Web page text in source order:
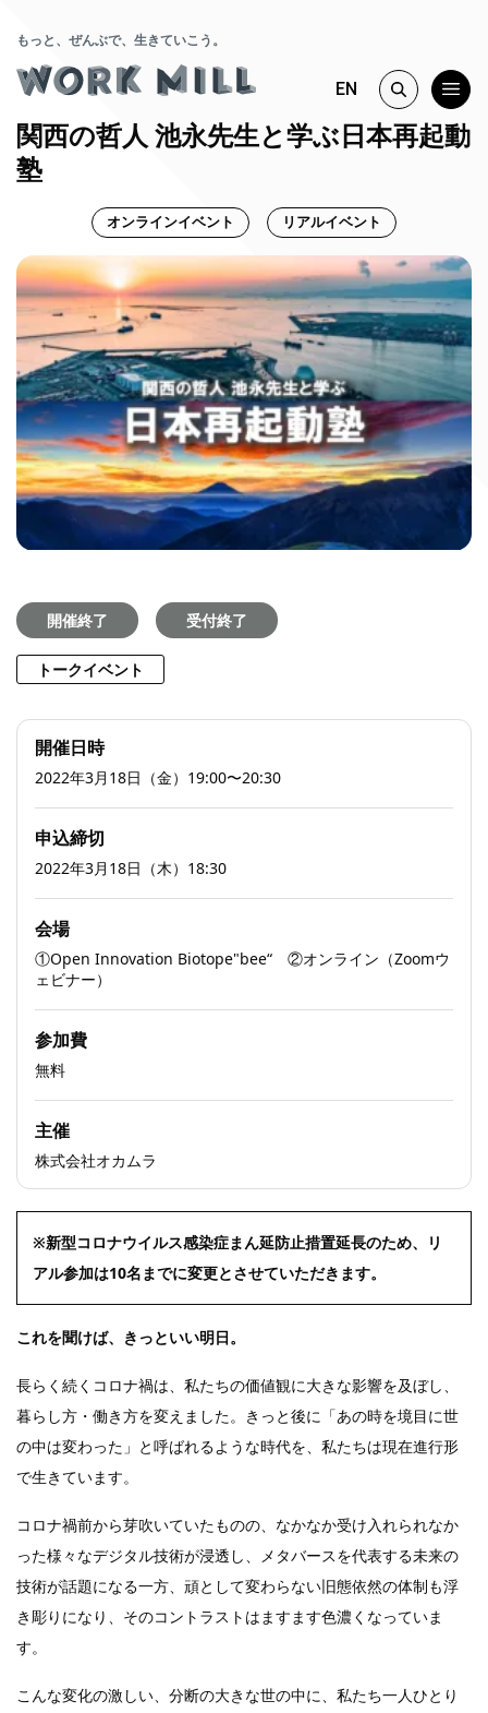
もっと、ぜんぶで、生きていこう。
EN
関西の哲人 池永先生と学ぶ日本再起動
塾
オンラインイベント リアルイベント
開催終了 受付終了
トークイベント
開催日時
2022年3月18日（金）19:00〜20:30
申込締切
2022年3月18日（木）18:30
会場
①Open Innovation Biotope"bee“ ②オンライン（Zoomウ
ェビナー）
参加費
無料
主催
株式会社オカムラ
※新型コロナウイルス感染症まん延防止措置延長のため、リ
アル参加は10名までに変更とさせていただきます。
これを聞けば、きっといい明日。
長らく続くコロナ禍は、私たちの価値観に大きな影響を及ぼし、
暮らし方・働き方を変えました。きっと後に「あの時を境目に世
の中は変わった」と呼ばれるような時代を、私たちは現在進行形
で生きています。
コロナ禍前から芽吹いていたものの、なかなか受け入れられなか
った様々なデジタル技術が浸透し、メタバースを代表する未来の
技術が話題になる一方、頑として変わらない旧態依然の体制も浮
き彫りになり、そのコントラストはますます色濃くなっていま
す。
こんな変化の激しい、分断の大きな世の中に、私たち一人ひとり